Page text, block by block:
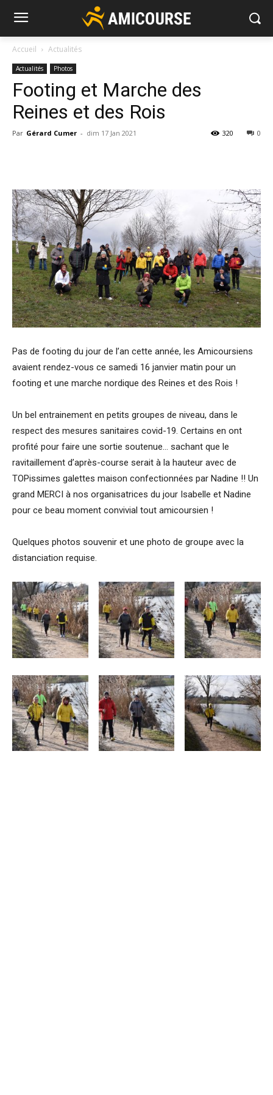
Accueil Actualités
Actualités Photos
Footing et Marche des
Reines et des Rois
Par Gérard Cumer - dim 17 Jan 2021 0
320
Pas de footing du jour de l’an cette année, les Amicoursiens
avaient rendez-vous ce samedi 16 janvier matin pour un
footing et une marche nordique des Reines et des Rois !
Un bel entrainement en petits groupes de niveau, dans le
respect des mesures sanitaires covid-19. Certains en ont
profité pour faire une sortie soutenue… sachant que le
ravitaillement d’après-course serait à la hauteur avec de
TOPissimes galettes maison confectionnées par Nadine !! Un
grand MERCI à nos organisatrices du jour Isabelle et Nadine
pour ce beau moment convivial tout amicoursien !
Quelques photos souvenir et une photo de groupe avec la
distanciation requise.